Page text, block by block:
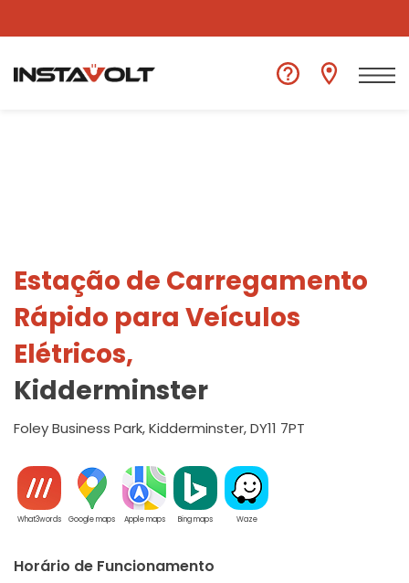
Ver outra localização
Estação de Carregamento
Rápido para Veículos
Elétricos,
Kidderminster
Foley Business Park, Kidderminster, DY11 7PT
What3words Google maps Apple maps Bing maps Waze
Horário de Funcionamento